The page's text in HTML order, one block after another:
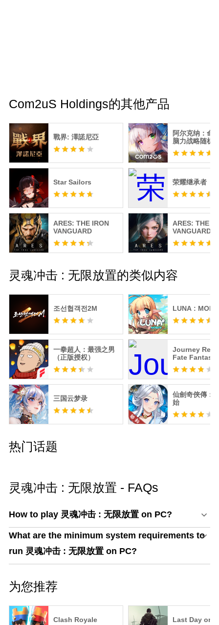
Com2uS Holdings的其他产品
戰界: 澤諾尼亞
阿尔克纳：命
脑力战略随机
RPG
Star Sailors 荣耀继承者
ARES: THE IRON
VANGUARD
ARES: THE
VANGUARD
灵魂冲击 : 无限放置的类似内容
조선협객전2M LUNA :
一拳超人：最强之男
（正版授权）
Journey
Fate Fantasy
三国云梦录
仙劍奇俠傳：
始
热门话题
灵魂冲击 : 无限放置 - FAQs
How to play 灵魂冲击 : 无限放置 on PC?
What are the minimum system requirements to
run 灵魂冲击 : 无限放置 on PC?
为您推荐
Clash Royale Last Day on